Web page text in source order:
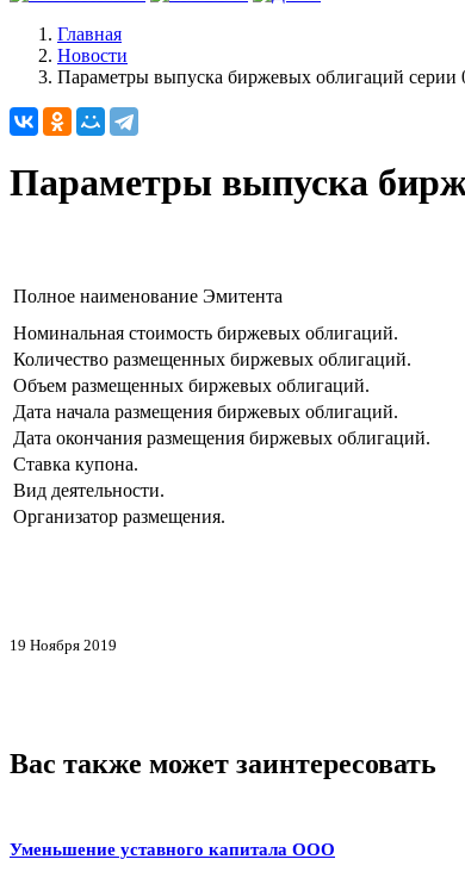
Главная
Новости
Параметры выпуска биржевых облигаций
Параметры выпуска
Полное наименование Эмитента
Номинальная стоимость биржевых облигаций.
Количество размещенных биржевых облигаций.
Объем размещенных биржевых облигаций.
Дата начала размещения биржевых облигаций.
Дата окончания размещения биржевых облигаций.
Ставка купона.
Вид деятельности.
Организатор размещения.
19 Ноября 2019
Вас также может заинтересовать
Уменьшение уставного капитала ООО